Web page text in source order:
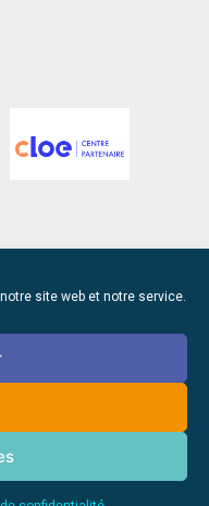
site web et notre service.
de Cadréan,